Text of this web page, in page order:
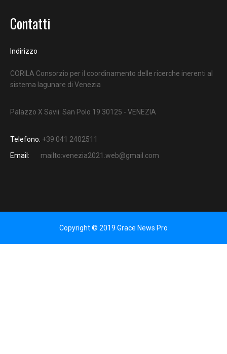
Contatti
Indirizzo
CORILA Consorzio per il coordinamento delle ricerche inerenti al
sistema lagunare di Venezia
Palazzo X Savii. San Polo 19 30125 - VENEZIA
Telefono: +39 041 2402511
Email:
mailto:venezia2021.web@gmail.com
Copyright © 2019 Grace News Pro